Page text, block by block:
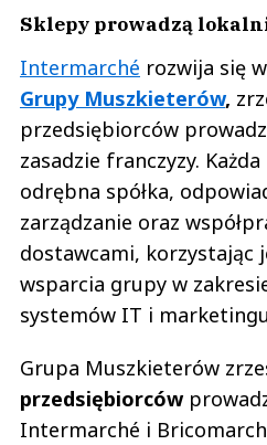
Sklepy prowadzą
Intermarché rozwija się
Grupy Muszkieterów,
przedsiębiorców
zasadzie franczyzy.
odrębna spółka,
zarządzanie oraz
dostawcami, korzystając
wsparcia grupy w
systemów IT i
Grupa Muszkieterów
przedsiębiorców
Intermarché i